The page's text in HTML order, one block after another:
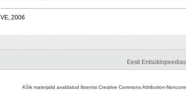
VE, 2006
Eesti
Kõik materjalid avaldatud litsentsi Creative Commons Attribution-